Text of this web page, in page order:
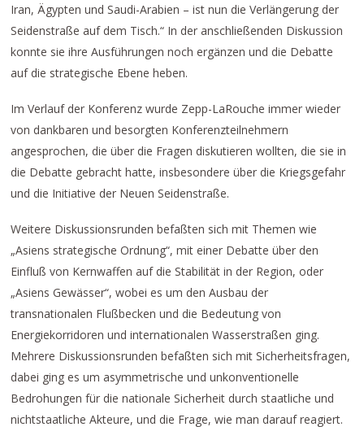
Iran, Ägypten und Saudi-Arabien – ist nun die Verlängerung der
Seidenstraße auf dem Tisch.“ In der anschließenden Diskussion
konnte sie ihre Ausführungen noch ergänzen und die Debatte
auf die strategische Ebene heben.
Im Verlauf der Konferenz wurde Zepp-LaRouche immer wieder
von dankbaren und besorgten Konferenzteilnehmern
angesprochen, die über die Fragen diskutieren wollten, die sie in
die Debatte gebracht hatte, insbesondere über die Kriegsgefahr
und die Initiative der Neuen Seidenstraße.
Weitere Diskussionsrunden befaßten sich mit Themen wie
„Asiens strategische Ordnung“, mit einer Debatte über den
Einfluß von Kernwaffen auf die Stabilität in der Region, oder
„Asiens Gewässer“, wobei es um den Ausbau der
transnationalen Flußbecken und die Bedeutung von
Energiekorridoren und internationalen Wasserstraßen ging.
Mehrere Diskussionsrunden befaßten sich mit Sicherheitsfragen,
dabei ging es um asymmetrische und unkonventionelle
Bedrohungen für die nationale Sicherheit durch staatliche und
nichtstaatliche Akteure, und die Frage, wie man darauf reagiert.